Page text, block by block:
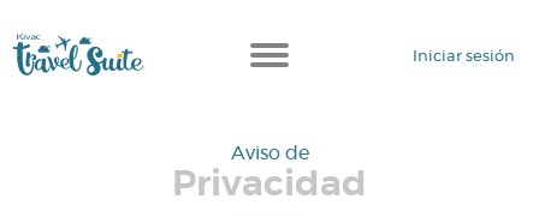
Iniciar sesión
Aviso de
Privacidad